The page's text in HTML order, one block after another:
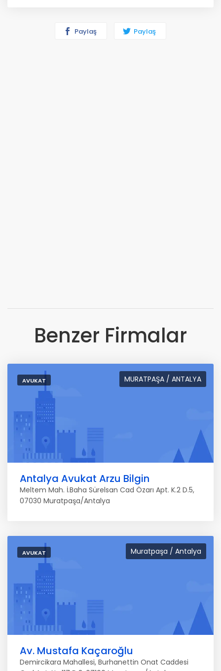
Paylaş Paylaş
Benzer Firmalar
MURATPAŞA / ANTALYA
AVUKAT
Antalya Avukat Arzu Bilgin
Meltem Mah. İ.Baha Sürelsan Cad Özarı Apt. K.2 D.5,
07030 Muratpaşa/Antalya
Muratpaşa / Antalya
AVUKAT
Av. Mustafa Kaçaroğlu
Demircikara Mahallesi, Burhanettin Onat Caddesi